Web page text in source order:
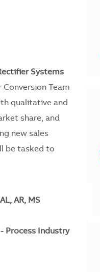
Systems
Team
qualitative and
share, and
new sales
be tasked to
AR, MS
Process Industry